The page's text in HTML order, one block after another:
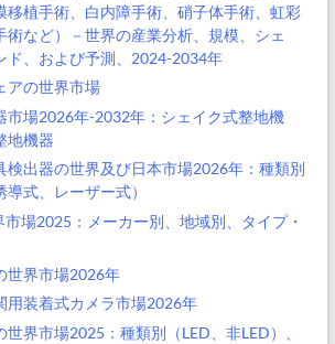
移植手術、白内障手術、硝子体手術、虹彩
術など）－世界の産業分析、規模、シェ
ド、および予測、2024-2034年
アの世界市場
市場2026年-2032年：シェイク式整地機
地機器
検出器の世界及び日本市場2026年：種類別
導式、レーザー式）
場2025：メーカー別、地域別、タイプ・
世界市場2026年
用装着式カメラ市場2026年
界市場2025：種類別（LED、非LED）、